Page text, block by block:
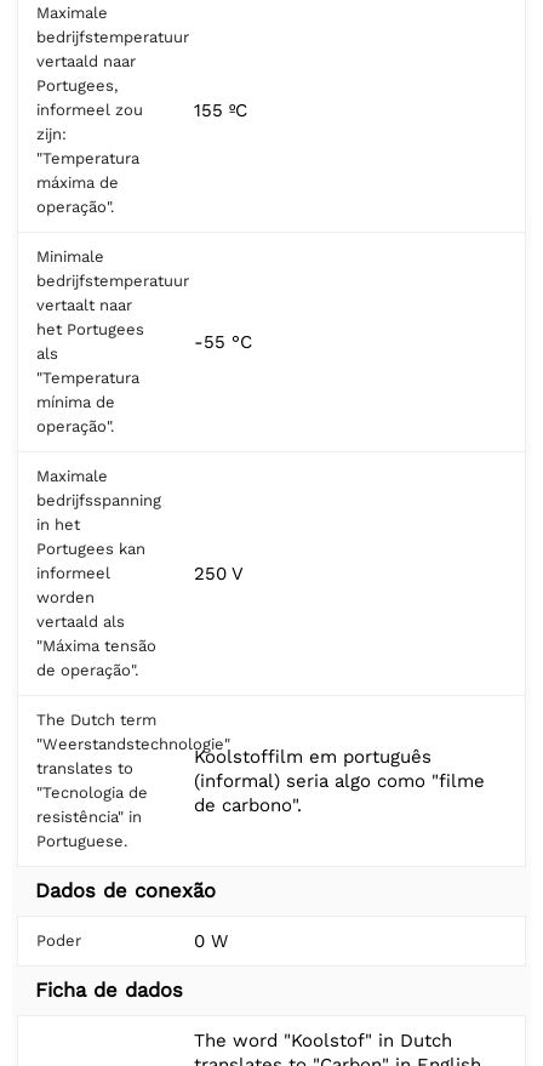
Maximale
bedrijfstemperatuur
vertaald naar
Portugees,
informeel zou
zijn:
"Temperatura
máxima de
operação".
155 ºC
Minimale
bedrijfstemperatuur
vertaalt naar
het Portugees
als
"Temperatura
mínima de
operação".
-55 °C
Maximale
bedrijfsspanning
in het
Portugees kan
informeel
worden
vertaald als
"Máxima tensão
de operação".
250 V
The Dutch term
"Weerstandstechnologie"
translates to
"Tecnologia de
resistência" in
Portuguese.
Koolstoffilm em português
(informal) seria algo como "filme
de carbono".
Dados de conexão
Poder 0 W
Ficha de dados
The word "Koolstof" in Dutch